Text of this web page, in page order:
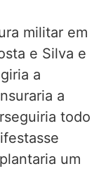
militar em
e Silva e
a
a
todo
um